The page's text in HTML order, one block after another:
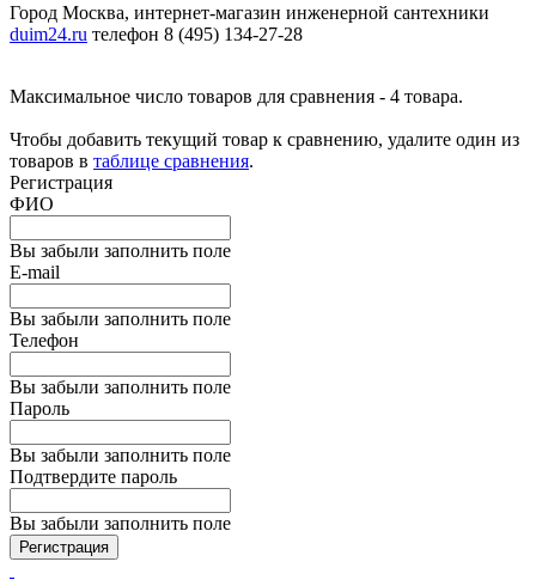
Город Москва, интернет-магазин инженерной сантехники
duim24.ru телефон 8 (495) 134-27-28
Максимальное число товаров для сравнения - 4 товара.
Чтобы добавить текущий товар к сравнению, удалите один из
товаров в таблице сравнения.
Регистрация
ФИО
Вы забыли заполнить поле
E-mail
Вы забыли заполнить поле
Телефон
Вы забыли заполнить поле
Пароль
Вы забыли заполнить поле
Подтвердите пароль
Вы забыли заполнить поле
Регистрация